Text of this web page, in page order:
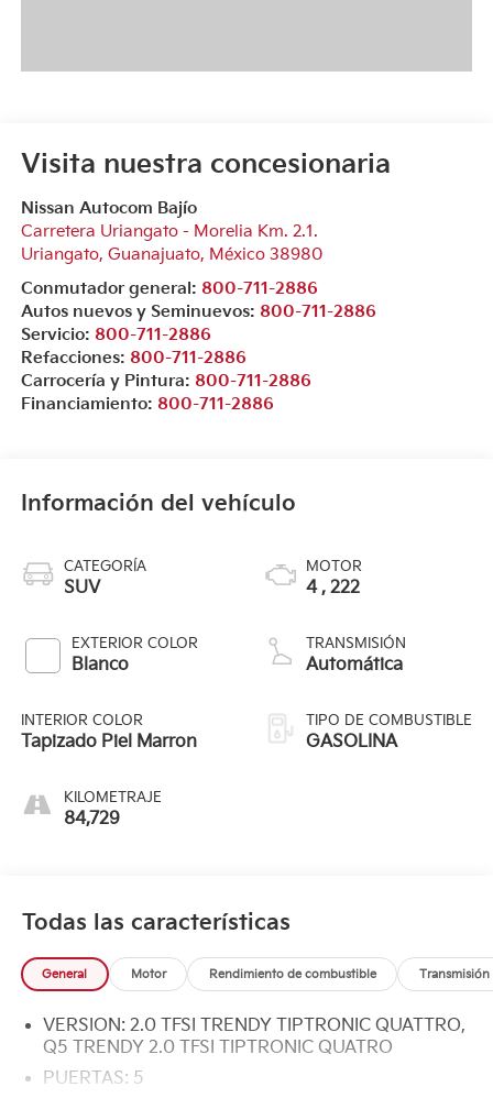
Visita nuestra concesionaria
Nissan Autocom Bajío
Carretera Uriangato - Morelia Km. 2.1.
Uriangato, Guanajuato, México 38980
Conmutador general: 800-711-2886
Autos nuevos y Seminuevos: 800-711-2886
Servicio: 800-711-2886
Refacciones: 800-711-2886
Carrocería y Pintura: 800-711-2886
Financiamiento: 800-711-2886
Información del vehículo
CATEGORÍA
SUV
EXTERIOR COLOR
Blanco
INTERIOR COLOR
Tapizado Piel Marron
KILOMETRAJE
84,729
MOTOR
4 , 222
TRANSMISIÓN
Automática
TIPO DE COMBUSTIBLE
GASOLINA
Todas las características
General Motor Rendimiento de combustible Transmisión
VERSION: 2.0 TFSI TRENDY TIPTRONIC QUATTRO,
Q5 TRENDY 2.0 TFSI TIPTRONIC QUATRO
PUERTAS: 5